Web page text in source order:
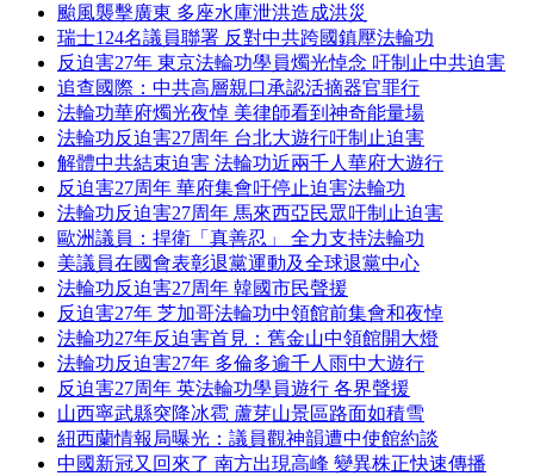
颱風襲擊廣東 多座水庫泄洪造成洪災
瑞士124名議員聯署 反對中共跨國鎮壓法輪功
反迫害27年 東京法輪功學員燭光悼念 吁制止中共迫害
追查國際：中共高層親口承認活摘器官罪行
法輪功華府燭光夜悼 美律師看到神奇能量場
法輪功反迫害27周年 台北大遊行吁制止迫害
解體中共結束迫害 法輪功近兩千人華府大遊行
反迫害27周年 華府集會吁停止迫害法輪功
法輪功反迫害27周年 馬來西亞民眾吁制止迫害
歐洲議員：捍衛「真善忍」 全力支持法輪功
美議員在國會表彰退黨運動及全球退黨中心
法輪功反迫害27周年 韓國市民聲援
反迫害27年 芝加哥法輪功中領館前集會和夜悼
法輪功27年反迫害首見：舊金山中領館開大燈
法輪功反迫害27年 多倫多逾千人雨中大遊行
反迫害27周年 英法輪功學員遊行 各界聲援
山西寧武縣突降冰雹 蘆芽山景區路面如積雪
紐西蘭情報局曝光：議員觀神韻遭中使館約談
中國新冠又回來了 南方出現高峰 變異株正快速傳播